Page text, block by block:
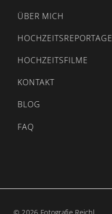
ÜBER MICH
HOCHZEITSREPORTAGE
HOCHZEITSFILME
KONTAKT
BLOG
FAQ